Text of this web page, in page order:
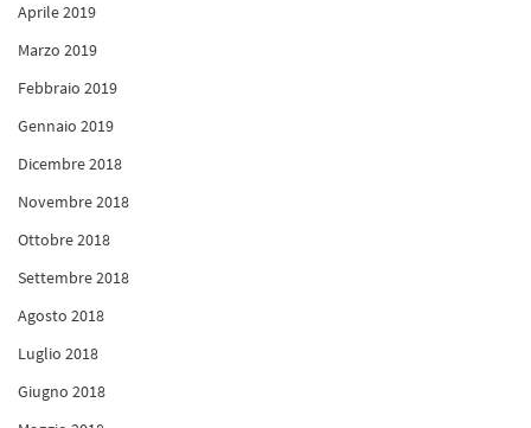
Aprile 2019
Marzo 2019
Febbraio 2019
Gennaio 2019
Dicembre 2018
Novembre 2018
Ottobre 2018
Settembre 2018
Agosto 2018
Luglio 2018
Giugno 2018